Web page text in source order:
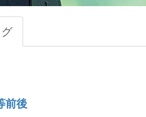
前後